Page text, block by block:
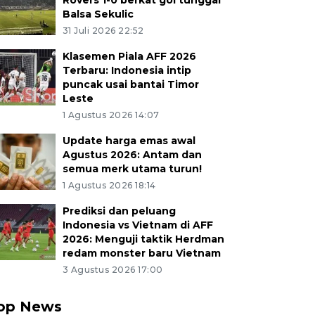
Balsa Sekulic
31 Juli 2026 22:52
Klasemen Piala AFF 2026
Terbaru: Indonesia intip
puncak usai bantai Timor
Leste
1 Agustus 2026 14:07
Update harga emas awal
Agustus 2026: Antam dan
semua merk utama turun!
1 Agustus 2026 18:14
Prediksi dan peluang
Indonesia vs Vietnam di AFF
2026: Menguji taktik Herdman
redam monster baru Vietnam
3 Agustus 2026 17:00
News